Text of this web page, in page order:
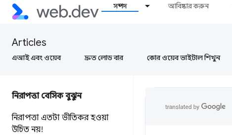
সম্পদ আবিষ্কার করুন
Articles
এআই এবং ওয়েব দ্রুত লোড বার কোর ওয়েব ভাইটাল শিখুন
নিরাপত্তা বেসিক বুঝুন
নিরাপত্তা এতটা ভীতিকর হওয়া
উচিত নয়!